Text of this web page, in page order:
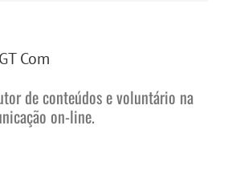
GT Com
de conteúdos e voluntário na
on-line.